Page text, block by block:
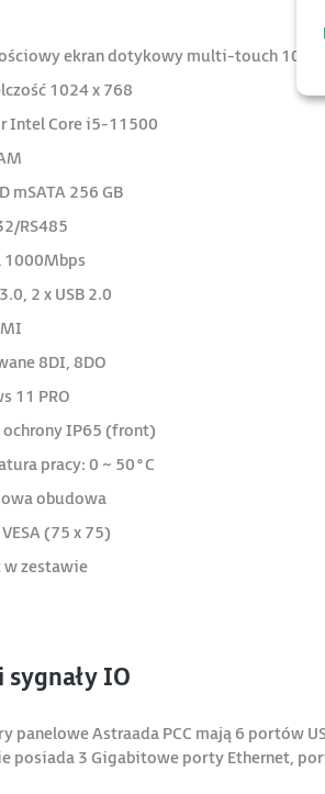
ekran dotykowy multi-touch 10.4"
1024 x 768
Intel Core i5-11500
mSATA 256 GB
RS485
1000Mbps
2 x USB 2.0
8DI, 8DO
11 PRO
ochrony IP65 (front)
pracy: 0 ~ 50°C
obudowa
(75 x 75)
w zestawie
IO
panelowe Astraada PCC mają 6 portów
posiada 3 Gigabitowe porty Ethernet,